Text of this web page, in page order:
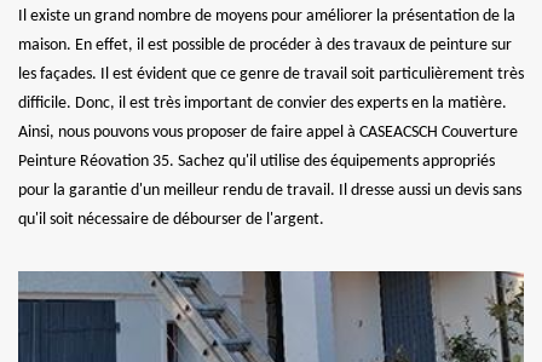
Il existe un grand nombre de moyens pour améliorer la présentation de la
maison. En effet, il est possible de procéder à des travaux de peinture sur
les façades. Il est évident que ce genre de travail soit particulièrement très
difficile. Donc, il est très important de convier des experts en la matière.
Ainsi, nous pouvons vous proposer de faire appel à CASEACSCH Couverture
Peinture Réovation 35. Sachez qu'il utilise des équipements appropriés
pour la garantie d'un meilleur rendu de travail. Il dresse aussi un devis sans
qu'il soit nécessaire de débourser de l'argent.